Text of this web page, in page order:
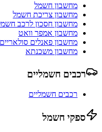
מחשבון חשמל
מחשבון צריכת חשמל
מחשבון חסכון לרכב
מחשבון אמפר וואט
מחשבון פאנלים סולאריים
מחשבון משכנתא
רכבים חשמליים
רכבים חשמליים
ספקי חשמל